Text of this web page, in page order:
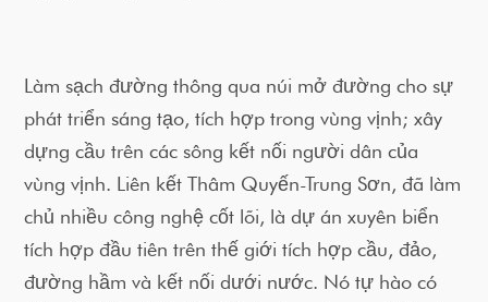
Làm sạch đường thông qua núi mở đường cho sự
phát triển sáng tạo, tích hợp trong vùng vịnh; xây
dựng cầu trên các sông kết nối người dân của
vùng vịnh. Liên kết Thâm Quyến-Trung Sơn, đã làm
chủ nhiều công nghệ cốt lõi, là dự án xuyên biển
tích hợp đầu tiên trên thế giới tích hợp cầu, đảo,
đường hầm và kết nối dưới nước. Nó tự hào có